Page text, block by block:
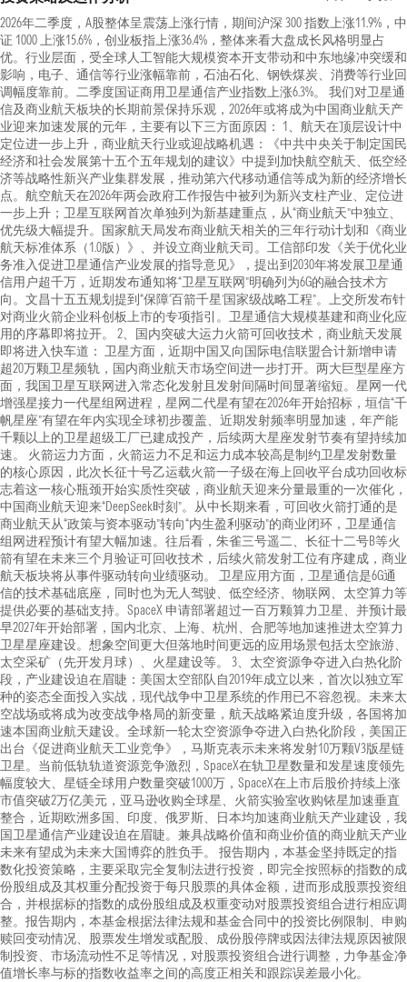
2026年二季度，A股整体呈震荡上涨行情，期间沪深 300 指数上涨11.9%，中
证 1000 上涨15.6%，创业板指上涨36.4%，整体来看大盘成长风格明显占
优。行业层面，受全球人工智能大规模资本开支带动和中东地缘冲突缓和
影响，电子、通信等行业涨幅靠前，石油石化、钢铁煤炭、消费等行业回
调幅度靠前。二季度国证商用卫星通信产业指数上涨6.3%。 我们对卫星通
信及商业航天板块的长期前景保持乐观，2026年或将成为中国商业航天产
业迎来加速发展的元年，主要有以下三方面原因： 1、航天在顶层设计中
定位进一步上升，商业航天行业或迎战略机遇：《中共中央关于制定国民
经济和社会发展第十五个五年规划的建议》中提到加快航空航天、低空经
济等战略性新兴产业集群发展，推动第六代移动通信等成为新的经济增长
点。航空航天在2026年两会政府工作报告中被列为新兴支柱产业、定位进
一步上升；卫星互联网首次单独列为新基建重点，从“商业航天”中独立、
优先级大幅提升。国家航天局发布商业航天相关的三年行动计划和《商业
航天标准体系（1.0版）》、并设立商业航天司。工信部印发《关于优化业
务准入促进卫星通信产业发展的指导意见》，提出到2030年将发展卫星通
信用户超千万，近期发布通知将“卫星互联网”明确列为6G的融合技术方
向。文昌十五五规划提到“保障‘百箭千星’国家级战略工程”。上交所发布针
对商业火箭企业科创板上市的专项指引。卫星通信大规模基建和商业化应
用的序幕即将拉开。 2、国内突破大运力火箭可回收技术，商业航天发展
即将进入快车道： 卫星方面，近期中国又向国际电信联盟合计新增申请
超20万颗卫星频轨，国内商业航天市场空间进一步打开。两大巨型星座方
面，我国卫星互联网进入常态化发射且发射间隔时间显著缩短。星网一代
增强星接力一代星组网进程，星网二代星有望在2026年开始招标，垣信“千
帆星座”有望在年内实现全球初步覆盖、近期发射频率明显加速，年产能
千颗以上的卫星超级工厂已建成投产，后续两大星座发射节奏有望持续加
速。 火箭运力方面，火箭运力不足和运力成本较高是制约卫星发射数量
的核心原因，此次长征十号乙运载火箭一子级在海上回收平台成功回收标
志着这一核心瓶颈开始实质性突破，商业航天迎来分量最重的一次催化，
中国商业航天迎来“DeepSeek时刻”。从中长期来看，可回收火箭打通的是
商业航天从“政策与资本驱动”转向“内生盈利驱动”的商业闭环，卫星通信
组网进程预计有望大幅加速。往后看，朱雀三号遥二、长征十二号B等火
箭有望在未来三个月验证可回收技术，后续火箭发射工位有序建成，商业
航天板块将从事件驱动转向业绩驱动。 卫星应用方面，卫星通信是6G通
信的技术基础底座，同时也为无人驾驶、低空经济、物联网、太空算力等
提供必要的基础支持。SpaceX 申请部署超过一百万颗算力卫星、并预计最
早2027年开始部署，国内北京、上海、杭州、合肥等地加速推进太空算力
卫星星座建设。想象空间更大但落地时间更远的应用场景包括太空旅游、
太空采矿（先开发月球）、火星建设等。 3、太空资源争夺进入白热化阶
段，产业建设迫在眉睫：美国太空部队自2019年成立以来，首次以独立军
种的姿态全面投入实战，现代战争中卫星系统的作用已不容忽视。未来太
空战场或将成为改变战争格局的新变量，航天战略紧迫度升级，各国将加
速本国商业航天建设。全球新一轮太空资源争夺进入白热化阶段，美国正
出台《促进商业航天工业竞争》，马斯克表示未来将发射10万颗V3版星链
卫星。当前低轨轨道资源竞争激烈，SpaceX在轨卫星数量和发星速度领先
幅度较大、星链全球用户数量突破1000万，SpaceX在上市后股价持续上涨
市值突破2万亿美元，亚马逊收购全球星、火箭实验室收购铱星加速垂直
整合，近期欧洲多国、印度、俄罗斯、日本均加速商业航天产业建设，我
国卫星通信产业建设迫在眉睫。兼具战略价值和商业价值的商业航天产业
未来有望成为未来大国博弈的胜负手。 报告期内，本基金坚持既定的指
数化投资策略，主要采取完全复制法进行投资，即完全按照标的指数的成
份股组成及其权重分配投资于每只股票的具体金额，进而形成股票投资组
合，并根据标的指数的成份股组成及权重变动对股票投资组合进行相应调
整。报告期内，本基金根据法律法规和基金合同中的投资比例限制、申购
赎回变动情况、股票发生增发或配股、成份股停牌或因法律法规原因被限
制投资、市场流动性不足等情况，对股票投资组合进行调整，力争基金净
值增长率与标的指数收益率之间的高度正相关和跟踪误差最小化。